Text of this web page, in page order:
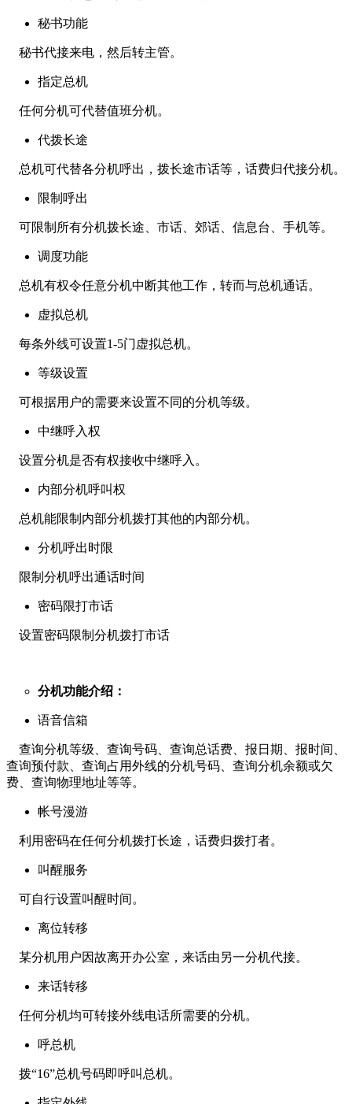
秘书功能
秘书代接来电，然后转主管。
指定总机
任何分机可代替值班分机。
代拨长途
总机可代替各分机呼出，拨长途市话等，话费归代接分机。
限制呼出
可限制所有分机拨长途、市话、郊话、信息台、手机等。
调度功能
总机有权令任意分机中断其他工作，转而与总机通话。
虚拟总机
每条外线可设置1-5门虚拟总机。
等级设置
可根据用户的需要来设置不同的分机等级。
中继呼入权
设置分机是否有权接收中继呼入。
内部分机呼叫权
总机能限制内部分机拨打其他的内部分机。
分机呼出时限
限制分机呼出通话时间
密码限打市话
设置密码限制分机拨打市话
分机功能介绍：
语音信箱
查询分机等级、查询号码、查询总话费、报日期、报时间、
查询预付款、查询占用外线的分机号码、查询分机余额或欠
费、查询物理地址等等。
帐号漫游
利用密码在任何分机拨打长途，话费归拨打者。
叫醒服务
可自行设置叫醒时间。
离位转移
某分机用户因故离开办公室，来话由另一分机代接。
来话转移
任何分机均可转接外线电话所需要的分机。
呼总机
拨“16”总机号码即呼叫总机。